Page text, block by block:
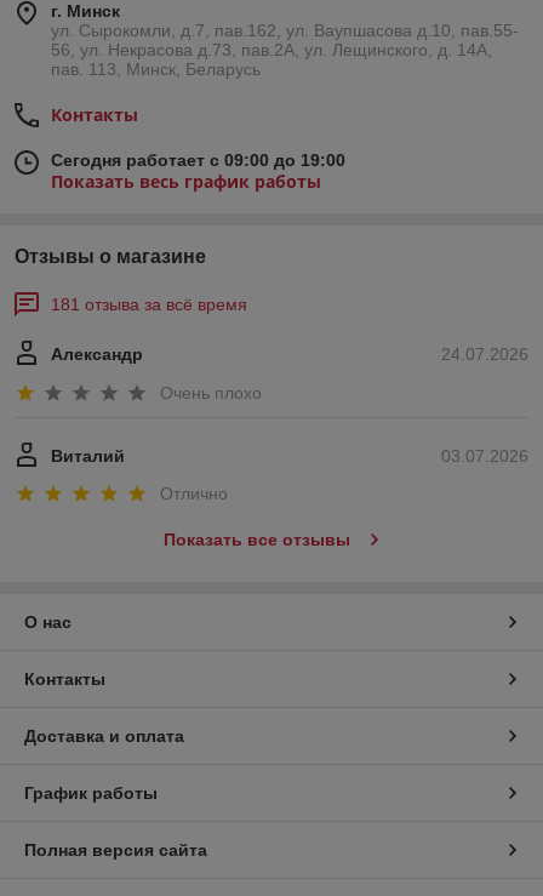
г. Минск
ул. Сырокомли, д.7, пав.162, ул. Ваупшасова д.10, пав.55-
56, ул. Некрасова д.73, пав.2А, ул. Лещинского, д. 14А,
пав. 113, Минск, Беларусь
Контакты
Сегодня работает с 09:00 до 19:00
Показать весь график работы
Отзывы о магазине
181 отзыва за всё время
24.07.2026
Александр
Очень плохо
03.07.2026
Виталий
Отлично
Показать все отзывы
О нас
Контакты
Доставка и оплата
График работы
Полная версия сайта